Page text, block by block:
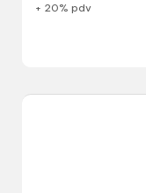
+ 20% pdv